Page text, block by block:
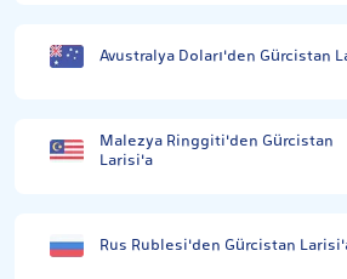
Avustralya Doları'den Gürcistan
Malezya Ringgiti'den Gürcistan
Larisi'a
Rus Rublesi'den Gürcistan